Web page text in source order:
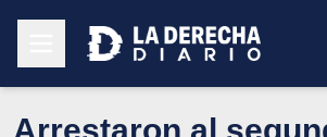
Arrestaron al